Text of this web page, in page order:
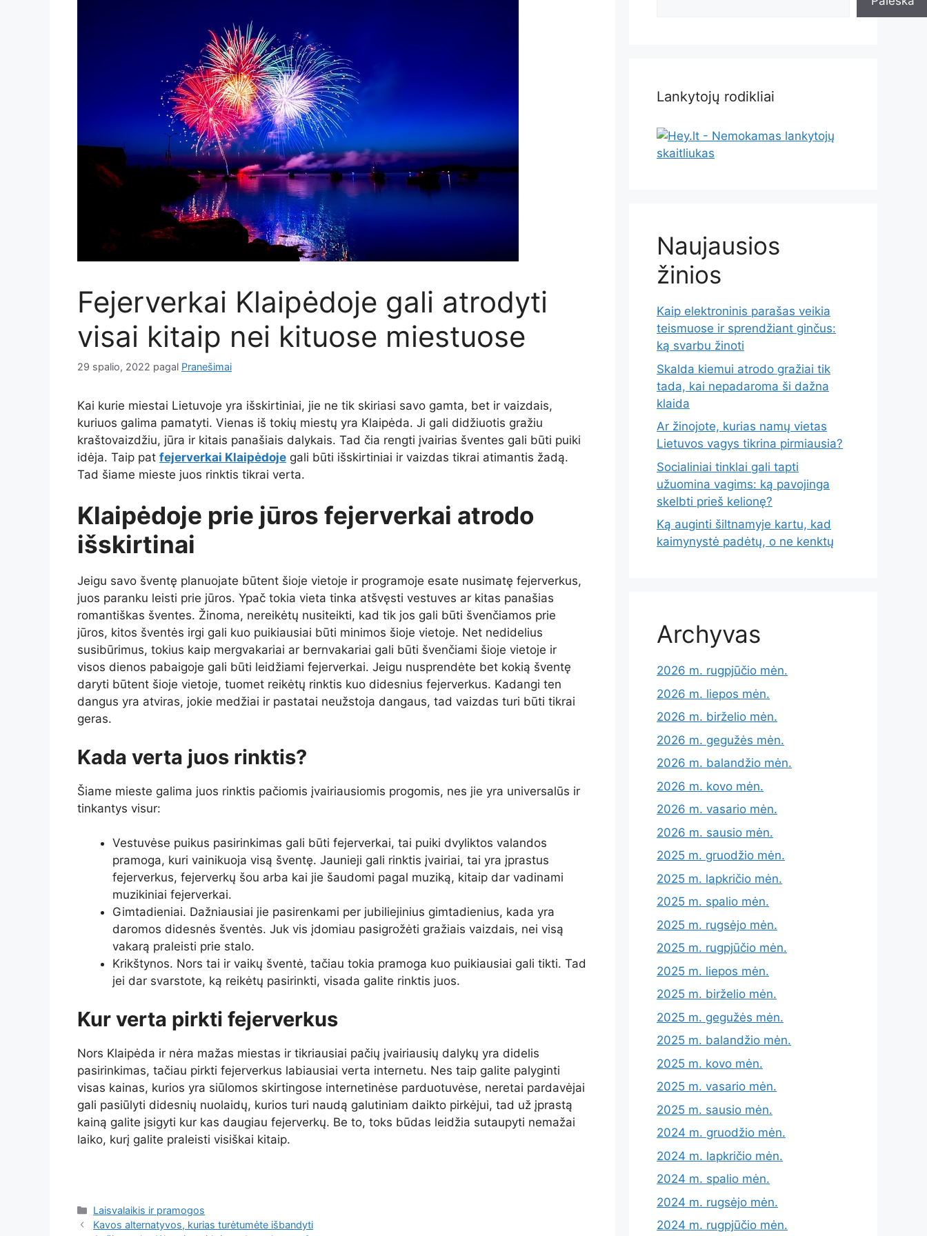
Fejerverkai Klaipėdoje gali atrodyti
visai kitaip nei kituose miestuose
29 spalio, 2022 pagal Pranešimai
Kai kurie miestai Lietuvoje yra išskirtiniai, jie ne tik skiriasi savo gamta, bet ir vaizdais,
kuriuos galima pamatyti. Vienas iš tokių miestų yra Klaipėda. Ji gali didžiuotis gražiu
kraštovaizdžiu, jūra ir kitais panašiais dalykais. Tad čia rengti įvairias šventes gali būti puiki
idėja. Taip pat fejerverkai Klaipėdoje gali būti išskirtiniai ir vaizdas tikrai atimantis žadą.
Tad šiame mieste juos rinktis tikrai verta.
Klaipėdoje prie jūros fejerverkai atrodo
išskirtinai
Jeigu savo šventę planuojate būtent šioje vietoje ir programoje esate nusimatę fejerverkus,
juos paranku leisti prie jūros. Ypač tokia vieta tinka atšvęsti vestuves ar kitas panašias
romantiškas šventes. Žinoma, nereikėtų nusiteikti, kad tik jos gali būti švenčiamos prie
jūros, kitos šventės irgi gali kuo puikiausiai būti minimos šioje vietoje. Net nedidelius
susibūrimus, tokius kaip mergvakariai ar bernvakariai gali būti švenčiami šioje vietoje ir
visos dienos pabaigoje gali būti leidžiami fejerverkai. Jeigu nusprendėte bet kokią šventę
daryti būtent šioje vietoje, tuomet reikėtų rinktis kuo didesnius fejerverkus. Kadangi ten
dangus yra atviras, jokie medžiai ir pastatai neužstoja dangaus, tad vaizdas turi būti tikrai
geras.
Kada verta juos rinktis?
Šiame mieste galima juos rinktis pačiomis įvairiausiomis progomis, nes jie yra universalūs ir
tinkantys visur:
Vestuvėse puikus pasirinkimas gali būti fejerverkai, tai puiki dvyliktos valandos
pramoga, kuri vainikuoja visą šventę. Jaunieji gali rinktis įvairiai, tai yra įprastus
fejerverkus, fejerverkų šou arba kai jie šaudomi pagal muziką, kitaip dar vadinami
muzikiniai fejerverkai.
Gimtadieniai. Dažniausiai jie pasirenkami per jubiliejinius gimtadienius, kada yra
daromos didesnės šventės. Juk vis įdomiau pasigrožėti gražiais vaizdais, nei visą
vakarą praleisti prie stalo.
Krikštynos. Nors tai ir vaikų šventė, tačiau tokia pramoga kuo puikiausiai gali tikti. Tad
jei dar svarstote, ką reikėtų pasirinkti, visada galite rinktis juos.
Kur verta pirkti fejerverkus
Nors Klaipėda ir nėra mažas miestas ir tikriausiai pačių įvairiausių dalykų yra didelis
pasirinkimas, tačiau pirkti fejerverkus labiausiai verta internetu. Nes taip galite palyginti
visas kainas, kurios yra siūlomos skirtingose internetinėse parduotuvėse, neretai pardavėjai
gali pasiūlyti didesnių nuolaidų, kurios turi naudą galutiniam daikto pirkėjui, tad už įprastą
kainą galite įsigyti kur kas daugiau fejerverkų. Be to, toks būdas leidžia sutaupyti nemažai
laiko, kurį galite praleisti visiškai kitaip.
Kategorijos
Laisvalaikis ir pramogos
Kavos alternatyvos, kurias turėtumėte išbandyti
Lankytojų rodikliai
Naujausios
žinios
Kaip elektroninis parašas veikia
teismuose ir sprendžiant ginčus:
ką svarbu žinoti
Skalda kiemui atrodo gražiai tik
tada, kai nepadaroma ši dažna
klaida
Ar žinojote, kurias namų vietas
Lietuvos vagys tikrina pirmiausia?
Socialiniai tinklai gali tapti
užuomina vagims: ką pavojinga
skelbti prieš kelionę?
Ką auginti šiltnamyje kartu, kad
kaimynystė padėtų, o ne kenktų
Archyvas
2026 m. rugpjūčio mėn.
2026 m. liepos mėn.
2026 m. birželio mėn.
2026 m. gegužės mėn.
2026 m. balandžio mėn.
2026 m. kovo mėn.
2026 m. vasario mėn.
2026 m. sausio mėn.
2025 m. gruodžio mėn.
2025 m. lapkričio mėn.
2025 m. spalio mėn.
2025 m. rugsėjo mėn.
2025 m. rugpjūčio mėn.
2025 m. liepos mėn.
2025 m. birželio mėn.
2025 m. gegužės mėn.
2025 m. balandžio mėn.
2025 m. kovo mėn.
2025 m. vasario mėn.
2025 m. sausio mėn.
2024 m. gruodžio mėn.
2024 m. lapkričio mėn.
2024 m. spalio mėn.
2024 m. rugsėjo mėn.
2024 m. rugpjūčio mėn.